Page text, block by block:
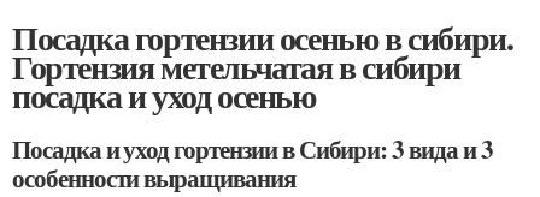
Посадка гортензии осенью в сибири.
Гортензия метельчатая в сибири
посадка и уход осенью
Посадка и уход гортензии в Сибири: 3 вида и 3
особенности выращивания